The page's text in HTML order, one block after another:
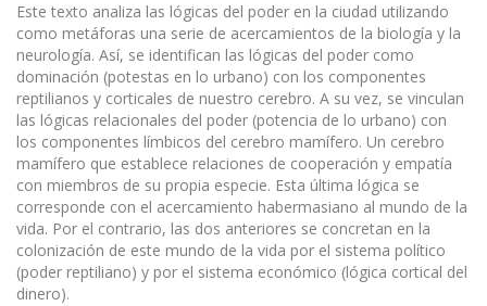
Este texto analiza las lógicas del poder en la ciudad utilizando
como metáforas una serie de acercamientos de la biología y la
neurología. Así, se identifican las lógicas del poder como
dominación (potestas en lo urbano) con los componentes
reptilianos y corticales de nuestro cerebro. A su vez, se vinculan
las lógicas relacionales del poder (potencia de lo urbano) con
los componentes límbicos del cerebro mamífero. Un cerebro
mamífero que establece relaciones de cooperación y empatía
con miembros de su propia especie. Esta última lógica se
corresponde con el acercamiento habermasiano al mundo de la
vida. Por el contrario, las dos anteriores se concretan en la
colonización de este mundo de la vida por el sistema político
(poder reptiliano) y por el sistema económico (lógica cortical del
dinero).